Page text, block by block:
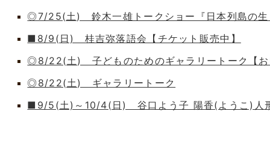
◎7/25(土) 鈴木一雄トークショー『日本列島の生
■8/9(日) 桂吉弥落語会【チケット販売中】
◎8/22(土) 子どものためのギャラリートーク【お
◎8/22(土) ギャラリートーク
■9/5(土)～10/4(日) 谷口よう子 陽香(ようこ)人